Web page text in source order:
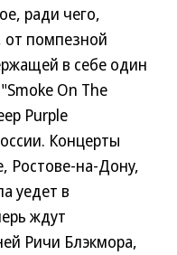
ради чего,
от помпезной
в себе один
On The
Purple
Концерты
Ростове-на-Дону,
уедет в
ждут
Ричи Блэкмора,